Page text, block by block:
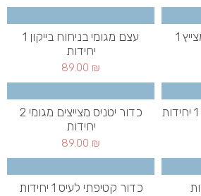
כדור פוטבול זוהר ומצייץ 1
עצם מגומי בניחוח בייקון 1
יחידות
89.00 ₪
כדור יטניס מצייצים מגומי 2
יחידות
89.00 ₪
כדור קטיפתי לעיס 1 יחידות